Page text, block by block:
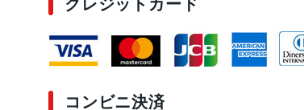
クレジットカード
コンビニ決済